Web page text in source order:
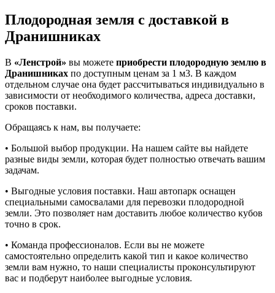
Плодородная земля с доставкой в
Дранишниках
В «Ленстрой» вы можете приобрести плодородную землю в
Дранишниках по доступным ценам за 1 м3. В каждом
отдельном случае она будет рассчитываться индивидуально в
зависимости от необходимого количества, адреса доставки,
сроков поставки.
Обращаясь к нам, вы получаете:
• Большой выбор продукции. На нашем сайте вы найдете
разные виды земли, которая будет полностью отвечать вашим
задачам.
• Выгодные условия поставки. Наш автопарк оснащен
специальными самосвалами для перевозки плодородной
земли. Это позволяет нам доставить любое количество кубов
точно в срок.
• Команда профессионалов. Если вы не можете
самостоятельно определить какой тип и какое количество
земли вам нужно, то наши специалисты проконсультируют
вас и подберут наиболее выгодные условия.